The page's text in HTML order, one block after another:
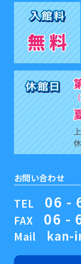
お問い合わせ
TEL 06 -
FAX 06 -
Mail kan-